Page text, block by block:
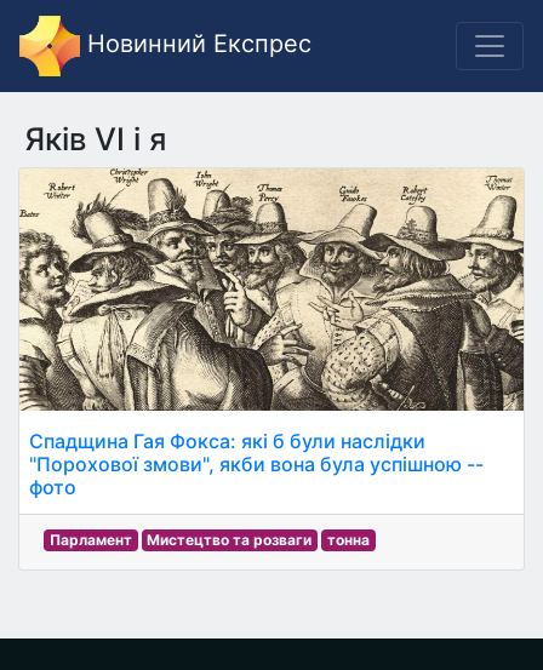
Новинний Експрес
Яків VI і я
Спадщина Гая Фокса: які б були наслідки
"Порохової змови", якби вона була успішною --
фото
Парламент Мистецтво та розваги тонна